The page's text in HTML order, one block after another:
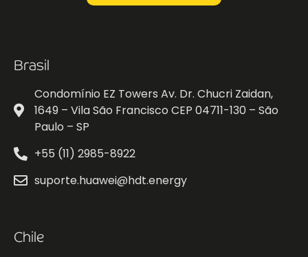
Brasil
Condomínio EZ Towers Av. Dr. Chucri Zaidan,
1649 – Vila São Francisco CEP 04711-130 – São
Paulo – SP
+55 (11) 2985-8922
suporte.huawei@hdt.energy
Chile